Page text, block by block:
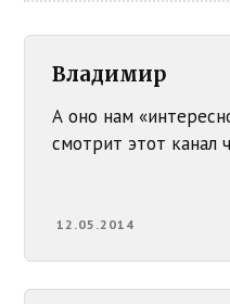
Владимир
А оно нам
смотрит этот канал
12.05.2014